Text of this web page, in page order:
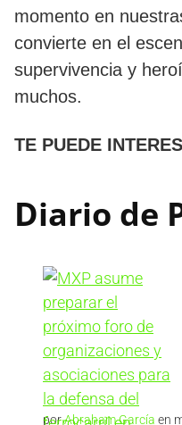
momento en
convierte en el
supervivencia y
muchos.
TE PUEDE
Diario de
porAbraham García en